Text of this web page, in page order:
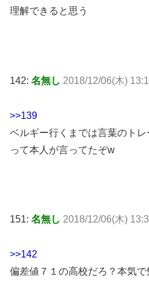
理解できると思う
142: 名無し 2018/12/06(木)
>>139
ベルギー行くまでは言葉のト
って本人が言ってたぞw
151: 名無し 2018/12/06(木)
>>142
偏差値７１の高校だろ？本気